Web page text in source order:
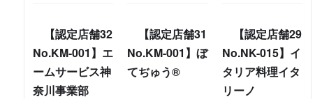
【認定店舗32
No.KM-001】エ
ームサービス神
奈川事業部
【認定店舗31
No.KM-001】ぼ
てぢゅう®
【認定店舗29
No.NK-015】イ
タリア料理イタ
リーノ